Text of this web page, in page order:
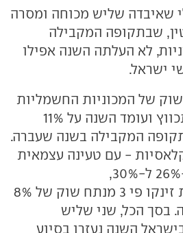
שאיבדה שליש מכוחה ומסרה
שבתקופה המקבילה
מסרה 3 מכוניות, לא העלתה השנה אפילו
ישראל.
של המכוניות החשמליות
לחלוטין ממשיך להתכווץ ועומד השנה על 11%
לעומת 16% בתקופה המקבילה בשנה שעברה.
- עם טעינה עצמאית
בזמן נסיעה - עלו מ-26% ל-30%,
וההיברידיות-נטענות זינקו פי 3 מנתח שוק של 8%
ל-24% השנה. בסך הכל, שני שליש
השנה נעזרו בסיוע